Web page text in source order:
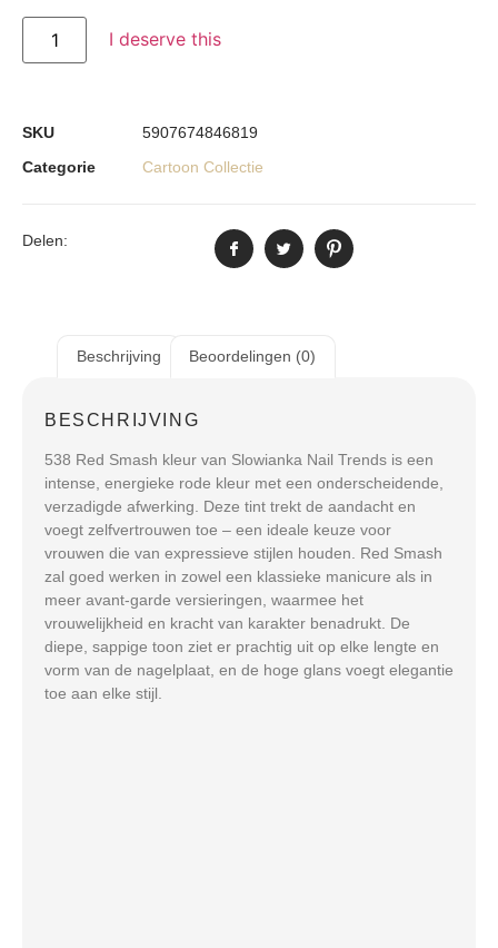
I deserve this
SKU
5907674846819
Categorie
Cartoon Collectie
Delen:
Beschrijving Beoordelingen (0)
BESCHRIJVING
538 Red Smash kleur van Slowianka Nail Trends is een
intense, energieke rode kleur met een onderscheidende,
verzadigde afwerking. Deze tint trekt de aandacht en
voegt zelfvertrouwen toe – een ideale keuze voor
vrouwen die van expressieve stijlen houden. Red Smash
zal goed werken in zowel een klassieke manicure als in
meer avant-garde versieringen, waarmee het
vrouwelijkheid en kracht van karakter benadrukt. De
diepe, sappige toon ziet er prachtig uit op elke lengte en
vorm van de nagelplaat, en de hoge glans voegt elegantie
toe aan elke stijl.